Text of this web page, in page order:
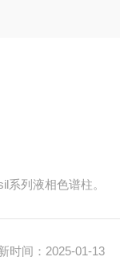
系列液相色谱柱。
时间：2025-01-13